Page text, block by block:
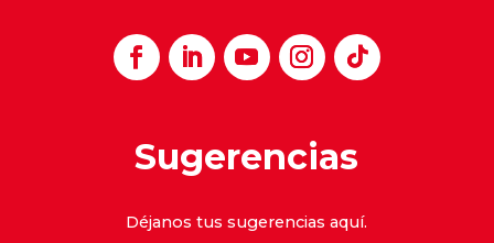
Sugerencias
Déjanos tus sugerenciasaquí.